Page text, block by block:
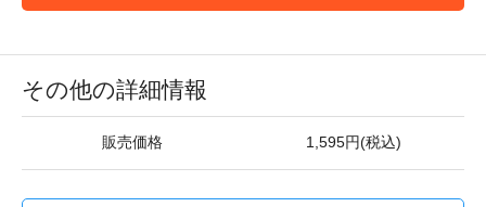
その他の詳細情報
販売価格 1,595円(税込)